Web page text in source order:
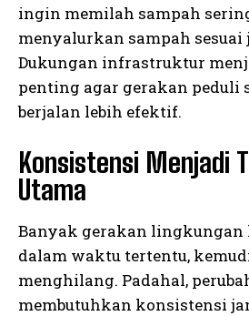
ingin memilah sampah
menyalurkan sampah sesuai
Dukungan infrastruktur
penting agar gerakan peduli
berjalan lebih efektif.
Konsistensi Menjadi
Utama
Banyak gerakan lingkungan
dalam waktu tertentu,
menghilang. Padahal,
membutuhkan konsistensi